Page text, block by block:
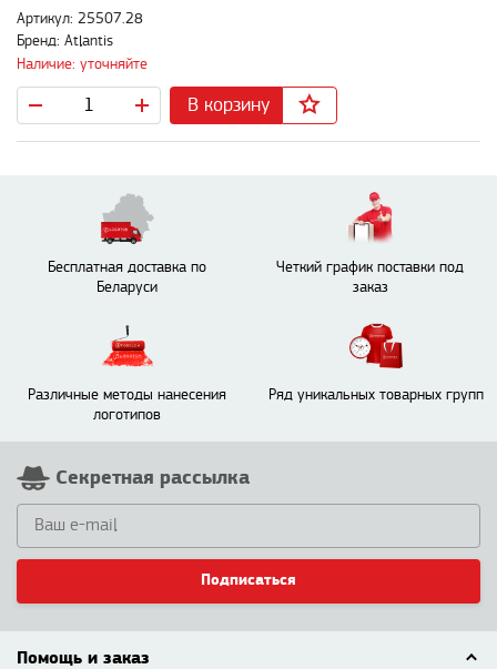
Артикул: 25507.28
Бренд: Atlantis
Наличие: уточняйте
В корзину
Бесплатная доставка по
Беларуси
Четкий график поставки под
заказ
Различные методы нанесения
логотипов
Ряд уникальных товарных групп
Секретная рассылка
Подписаться
Помощь и заказ